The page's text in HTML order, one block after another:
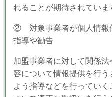
れることが期待されていま
② 対象事業者が個人情報
指導や勧告
加盟事業者に対して関係
容について情報提供を行
よう指導などを行ってい